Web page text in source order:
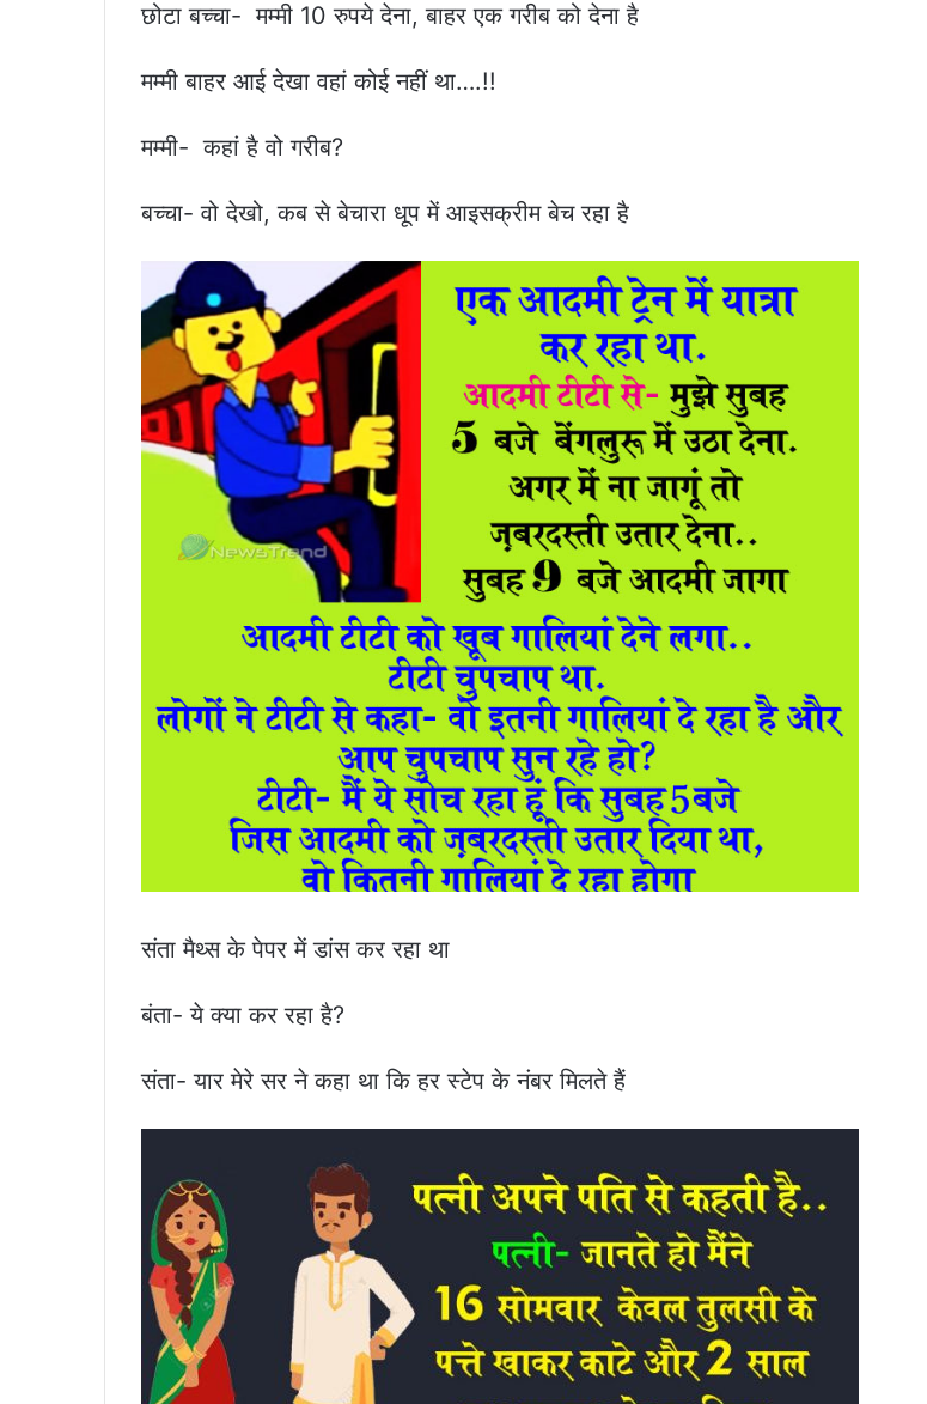
छोटा बच्चा- मम्मी 10 रुपये देना, बाहर एक गरीब को देना है
मम्मी बाहर आई देखा वहां कोई नहीं था….!!
मम्मी- कहां है वो गरीब?
बच्चा- वो देखो, कब से बेचारा धूप में आइसक्रीम बेच रहा है
संता मैथ्स के पेपर में डांस कर रहा था
बंता- ये क्या कर रहा है?
संता- यार मेरे सर ने कहा था कि हर स्टेप के नंबर मिलते हैं